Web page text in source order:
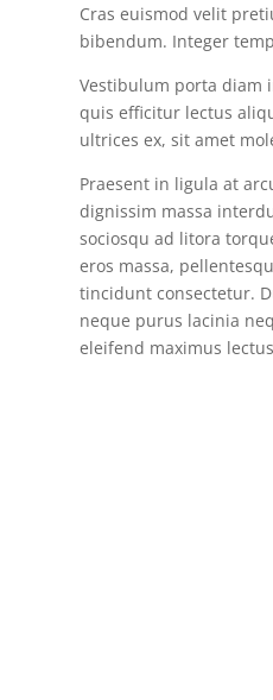
Cras euismod velit
bibendum. Integer
Vestibulum porta diam
quis efficitur lectus
ultrices ex, sit amet
Praesent in ligula at
dignissim massa
sociosqu ad litora
eros massa,
tincidunt consectetur.
neque purus lacinia
eleifend maximus